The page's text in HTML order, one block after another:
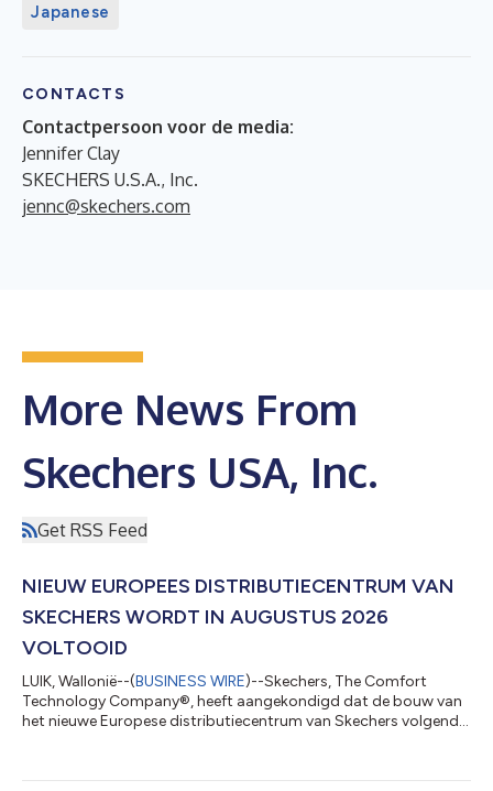
Japanese
CONTACTS
Contactpersoon voor de media:
Jennifer Clay
SKECHERS U.S.A., Inc.
jennc@skechers.com
More News From
Skechers USA, Inc.
Get RSS Feed
NIEUW EUROPEES DISTRIBUTIECENTRUM VAN
SKECHERS WORDT IN AUGUSTUS 2026
VOLTOOID
LUIK, Wallonië--(BUSINESS WIRE)--Skechers, The Comfort
Technology Company®, heeft aangekondigd dat de bouw van
het nieuwe Europese distributiecentrum van Skechers volgende
van de luchthaven van Luik. De nabijheid van de al lang